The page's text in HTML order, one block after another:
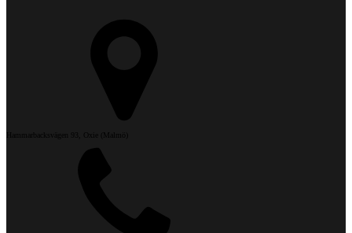
Hammarbacksvägen 93, Oxie (Malmö)